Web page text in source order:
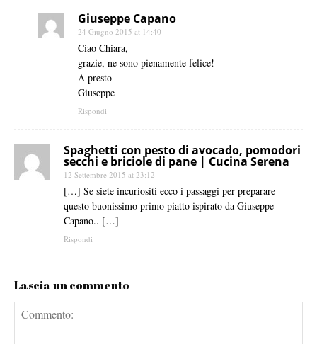
Giuseppe Capano
24 Giugno 2015 at 14:40
Ciao Chiara,
grazie, ne sono pienamente felice!
A presto
Giuseppe
Rispondi
Spaghetti con pesto di avocado, pomodori
secchi e briciole di pane | Cucina Serena
12 Settembre 2015 at 23:12
[…] Se siete incuriositi ecco i passaggi per preparare
questo buonissimo primo piatto ispirato da Giuseppe
Capano.. […]
Rispondi
Lascia un commento